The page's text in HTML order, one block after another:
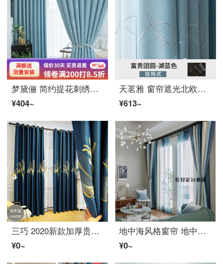
梦黛俪 简约提花刺绣窗帘北欧星星加厚遮光窗帘成品遮阳隔热遮光客厅卧室飘窗定制窗帘ファブリック生地 提花款A-蓝色 定制每米价格( 挂钩款加工)
¥404~
天茗雅 窗帘遮光北欧风简约现代遮光隔涤纶加厚窗帘ファブリック生地客厅卧室轻奢成品遮阳 富贵团圆-湖蓝色【挂钩】 宽1.5*高2.0【1片】
¥613~
三巧 2020新款加厚贵妃缎百合绣花窗帘轻奢新中式 简约北欧风客厅寝室のカーテン成品可定制 蓝色ファブリック生地-打孔 1片2.8米宽2.7米高(免费改高)
¥0~
地中海风格窗帘 地中海渐变色条纹窗帘遮光印花窗帘ファブリック生地客厅卧室北欧风格遮阳窗帘 蓝色 一米ファブリック生地
¥0~